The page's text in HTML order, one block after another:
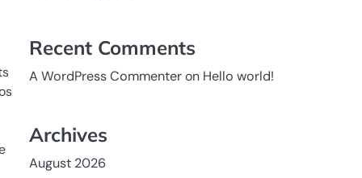
Recent Comments
A WordPress Commenteron Hello world!
Archives
August 2026